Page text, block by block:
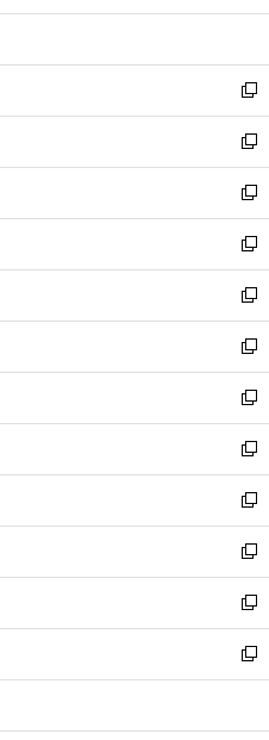
開
ウ
開
く
ン
ウ
で
開
く
ウ
ン
ド
ウ
で
開
く
新
し
い
ウ
ィ
ン
ド
ウ
で
開
く
新
し
い
ウ
ィ
ン
ド
ウ
で
開
く
新
し
い
ウ
ィ
ン
ド
ウ
で
開
く
新
し
い
ウ
ィ
ン
ド
ウ
で
開
く
新
し
い
ウ
ィ
ン
ド
ウ
で
開
く
新
し
い
ウ
ィ
ン
ド
ウ
で
開
く
新
し
い
ウ
ィ
ン
ド
ウ
で
開
く
新
し
い
ウ
ィ
ン
ド
ウ
で
開
新
し
い
ウ
ィ
ン
ド
ウ
開
新
し
い
ウ
ィ
ン
ウ
新
し
い
ウ
ン
新
し
ウ